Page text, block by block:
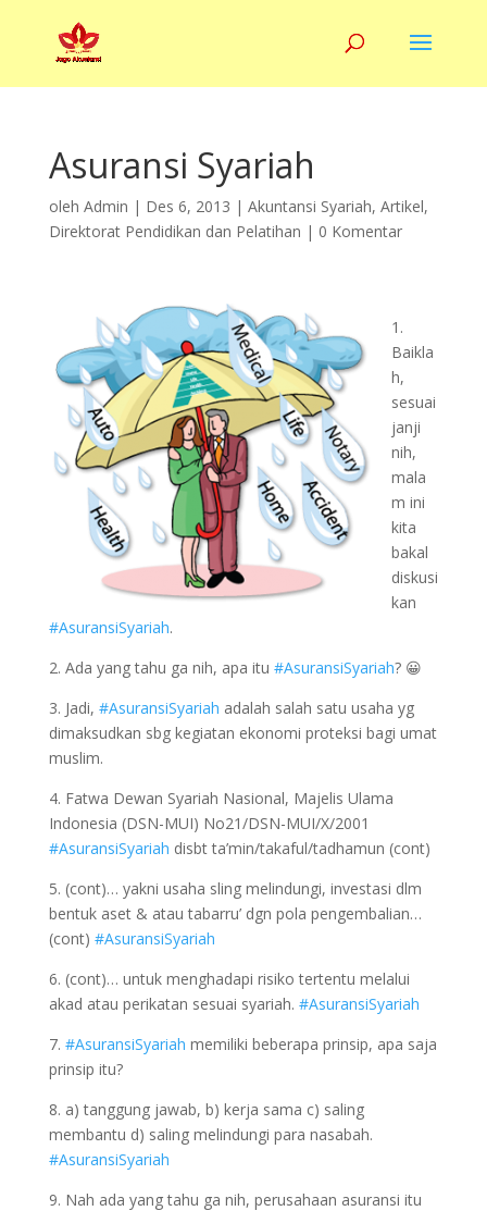
Asuransi Syariah
oleh Admin | Des 6, 2013 | Akuntansi Syariah, Artikel,
Direktorat Pendidikan dan Pelatihan | 0 Komentar
1.
Baikla
h,
sesuai
janji
nih,
mala
m ini
kita
bakal
diskusi
kan
#AsuransiSyariah.
2. Ada yang tahu ga nih, apa itu #AsuransiSyariah? 😀
3. Jadi, #AsuransiSyariah adalah salah satu usaha yg
dimaksudkan sbg kegiatan ekonomi proteksi bagi umat
muslim.
4. Fatwa Dewan Syariah Nasional, Majelis Ulama
Indonesia (DSN-MUI) No21/DSN-MUI/X/2001
#AsuransiSyariah disbt ta’min/takaful/tadhamun (cont)
5. (cont)… yakni usaha sling melindungi, investasi dlm
bentuk aset & atau tabarru’ dgn pola pengembalian…
(cont) #AsuransiSyariah
6. (cont)… untuk menghadapi risiko tertentu melalui
akad atau perikatan sesuai syariah. #AsuransiSyariah
7. #AsuransiSyariah memiliki beberapa prinsip, apa saja
prinsip itu?
8. a) tanggung jawab, b) kerja sama c) saling
membantu d) saling melindungi para nasabah.
#AsuransiSyariah
9. Nah ada yang tahu ga nih, perusahaan asuransi itu